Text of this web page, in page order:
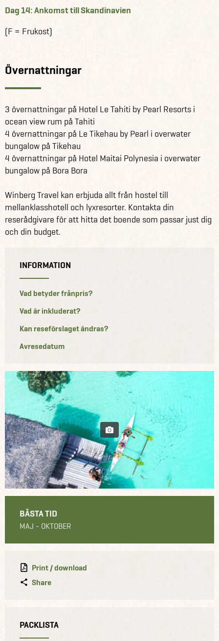
Dag 14: Ankomst till Skandinavien
(F = Frukost)
Övernattningar
3 övernattningar på Hotel Le Tahiti by Pearl Resorts i
ocean view rum på Tahiti
4 övernattningar på Le Tikehau by Pearl i overwater
bungalow på Tikehau
4 övernattningar på Hotel Maitai Polynesia i overwater
bungalow på Bora Bora
Winberg Travel kan erbjuda allt från hostel till
mellanklasshotell och lyxresorter. Kontakta din
reserådgivare för att hitta det boende som passar just dig
och din budget.
INFORMATION
Vad betyder frånpris?
Vad är inkluderat?
Kan reseförslaget ändras?
Avresedatum
BÄSTA TID
MAJ - OKTOBER
Print / download
Share
PACKLISTA